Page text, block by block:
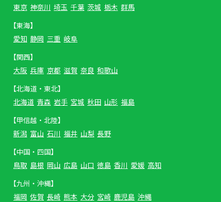
東京 神奈川 埼玉 千葉 茨城 栃木 群馬
【東海】
愛知 静岡 三重 岐阜
【関西】
大阪 兵庫 京都 滋賀 奈良 和歌山
【北海道・東北】
北海道 青森 岩手 宮城 秋田 山形 福島
【甲信越・北陸】
新潟 富山 石川 福井 山梨 長野
【中国・四国】
鳥取 島根 岡山 広島 山口 徳島 香川 愛媛 高知
【九州・沖縄】
福岡 佐賀 長崎 熊本 大分 宮崎 鹿児島 沖縄